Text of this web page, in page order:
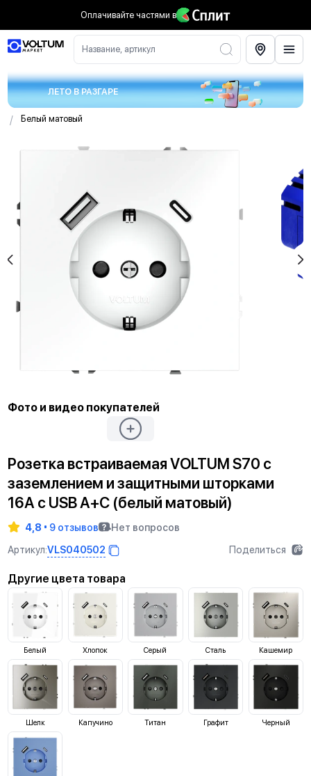
Оплачивайте частями в
Название, артикул
ЛЕТО В РАЗГАРЕ
/ Белый матовый
Фото и видео покупателей
Розетка встраиваемая VOLTUM S70 с
заземлением и защитными шторками
16А с USB А+С (белый матовый)
4,8 9 отзывов
Нет вопросов
Артикул:VLS040502 Поделиться
Другие цвета товара
Белый Хлопок Серый Сталь Кашемир
Шелк Капучино Титан Графит Черный